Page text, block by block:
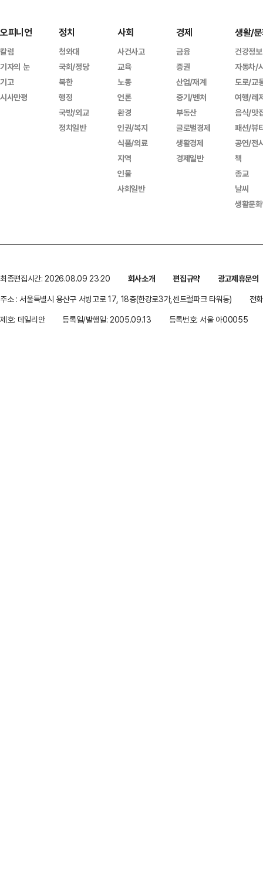
오피니언
칼럼
기자의 눈
기고
시사만평
정치
청와대
국회/정당
북한
행정
국방/외교
정치일반
사회
사건사고
교육
노동
언론
환경
인권/복지
식품/의료
지역
인물
사회일반
경제
금융
증권
산업/재계
중기/벤처
부동산
글로벌경제
생활경제
경제일반
생활/
건강정보
자동차/
도로/교
여행/레
음식/맛
패션/뷰
공연/전
책
종교
날씨
생활문
최종편집시간: 2026.08.09 23:20 회사소개 편집규약
광고제휴문의
주소 : 서울특별시 용산구 서빙고로 17, 18층(한강로3가,센트럴파크 타워동)
전
제호: 데일리안
등록일/발행일: 2005.09.13 등록번호: 서울 아00055